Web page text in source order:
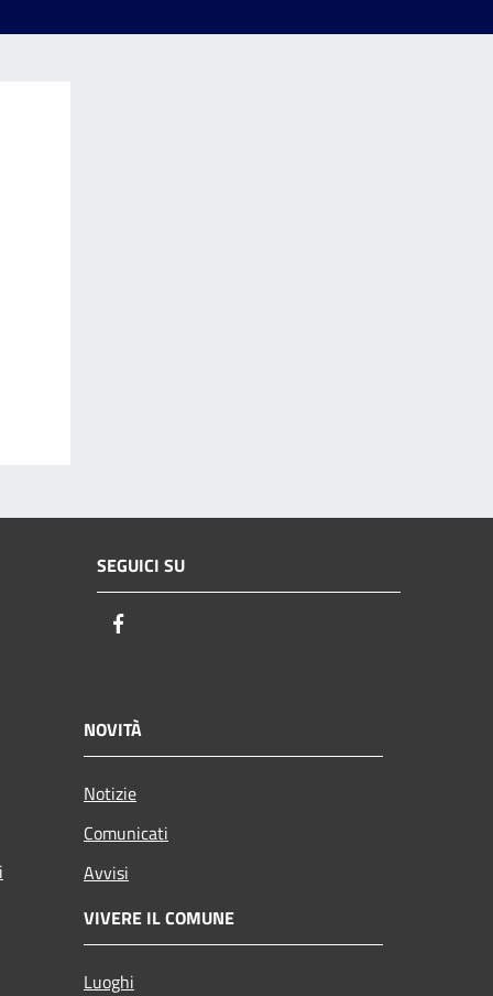
SEGUICI SU
NOVITÀ
Notizie
Comunicati
Avvisi
VIVERE IL COMUNE
Luoghi